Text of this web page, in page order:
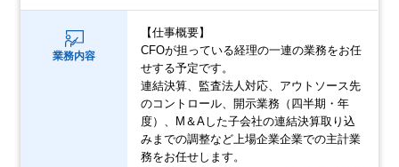
業務内容
【仕事概要】
CFOが担っている経理の一連の業務をお任
せする予定です。
連結決算、監査法人対応、アウトソース先
のコントロール、開示業務（四半期・年
度）、M＆Aした子会社の連結決算取り込
みまでの調整など上場企業企業での主計業
務をお任せします。